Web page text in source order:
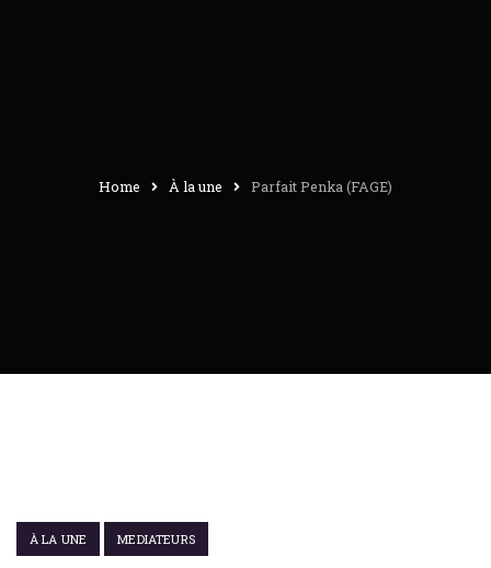
Home À la une Parfait Penka (FAGE)
À LA UNE MEDIATEURS